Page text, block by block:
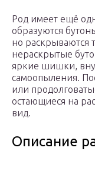
Род имеет ещё
образуются
но раскрываются
нераскрытые
яркие шишки,
самоопыления.
или
остающиеся на
вид.
Описание